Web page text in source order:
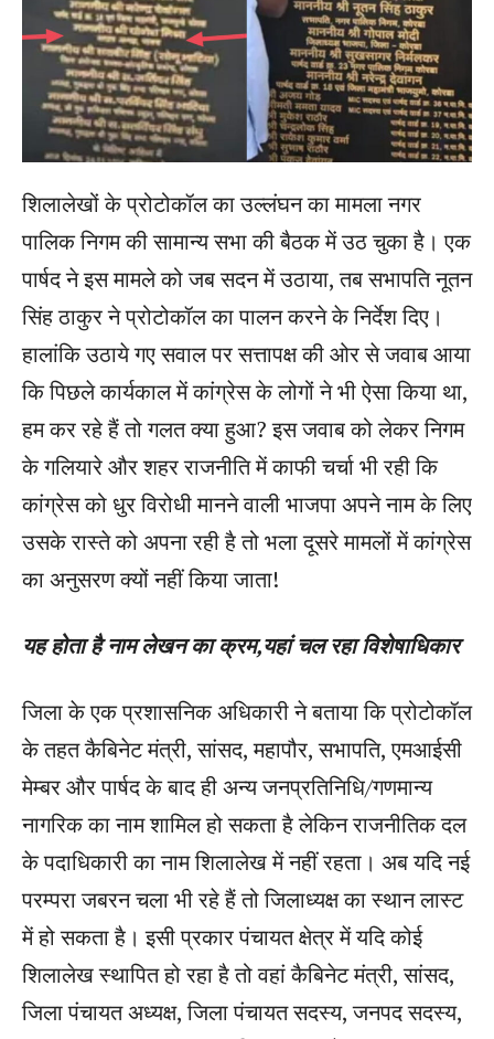
शिलालेखों के प्रोटोकॉल का उल्लंघन का मामला नगर
पालिक निगम की सामान्य सभा की बैठक में उठ चुका है। एक
पार्षद ने इस मामले को जब सदन में उठाया, तब सभापति नूतन
सिंह ठाकुर ने प्रोटोकॉल का पालन करने के निर्देश दिए।
हालांकि उठाये गए सवाल पर सत्तापक्ष की ओर से जवाब आया
कि पिछले कार्यकाल में कांग्रेस के लोगों ने भी ऐसा किया था,
हम कर रहे हैं तो गलत क्या हुआ? इस जवाब को लेकर निगम
के गलियारे और शहर राजनीति में काफी चर्चा भी रही कि
कांग्रेस को धुर विरोधी मानने वाली भाजपा अपने नाम के लिए
उसके रास्ते को अपना रही है तो भला दूसरे मामलों में कांग्रेस
का अनुसरण क्यों नहीं किया जाता!
यह होता है नाम लेखन का क्रम,यहां चल रहा विशेषाधिकार
जिला के एक प्रशासनिक अधिकारी ने बताया कि प्रोटोकॉल
के तहत कैबिनेट मंत्री, सांसद, महापौर, सभापति, एमआईसी
मेम्बर और पार्षद के बाद ही अन्य जनप्रतिनिधि/गणमान्य
नागरिक का नाम शामिल हो सकता है लेकिन राजनीतिक दल
के पदाधिकारी का नाम शिलालेख में नहीं रहता। अब यदि नई
परम्परा जबरन चला भी रहे हैं तो जिलाध्यक्ष का स्थान लास्ट
में हो सकता है। इसी प्रकार पंचायत क्षेत्र में यदि कोई
शिलालेख स्थापित हो रहा है तो वहां कैबिनेट मंत्री, सांसद,
जिला पंचायत अध्यक्ष, जिला पंचायत सदस्य, जनपद सदस्य,